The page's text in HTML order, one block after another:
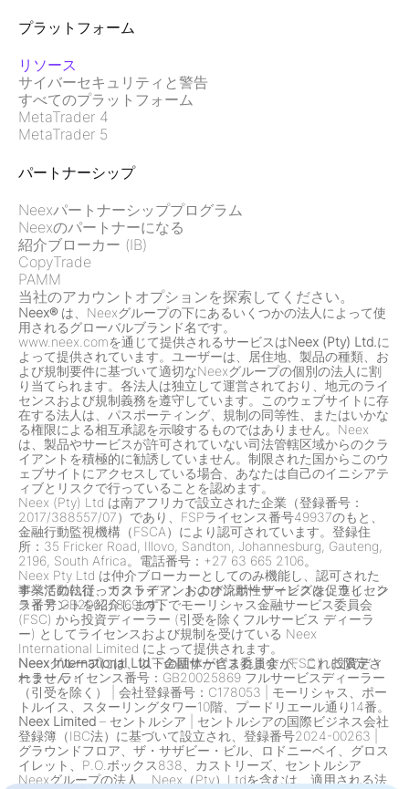
プラットフォーム
リソース
サイバーセキュリティと警告
すべてのプラットフォーム
MetaTrader 4
MetaTrader 5
パートナーシップ
Neexパートナーシッププログラム
Neexのパートナーになる
紹介ブローカー (IB)
CopyTrade
PAMM
当社のアカウントオプションを探索してください。
Neex®は、Neexグループの下にあるいくつかの法人によって使
用されるグローバルブランド名です。
www.neex.comを通じて提供されるサービスはNeex (Pty) Ltd.に
よって提供されています。ユーザーは、居住地、製品の種類、お
よび規制要件に基づいて適切なNeexグループの個別の法人に割
り当てられます。各法人は独立して運営されており、地元のライ
センスおよび規制義務を遵守しています。このウェブサイトに存
在する法人は、パスポーティング、規制の同等性、またはいかな
る権限による相互承認を示唆するものではありません。Neex
は、製品やサービスが許可されていない司法管轄区域からのクラ
イアントを積極的に勧誘していません。制限された国からこのウ
ェブサイトにアクセスしている場合、あなたは自己のイニシアテ
ィブとリスクで行っていることを認めます。
Neex (Pty) Ltd は南アフリカで設立された企業（登録番号：
2017/388557/07）であり、FSPライセンス番号49937のもと、
金融行動監視機構（FSCA）により認可されています。登録住
所：35 Fricker Road, Illovo, Sandton, Johannesburg, Gauteng,
2196, South Africa。電話番号：+27 63 665 2106。
Neex Pty Ltd は仲介ブローカーとしてのみ機能し、認可された
事業活動に従ってクライアントのオンボーディングを促進し、ク
ライアントを紹介します。
すべての執行、カストディ、および流動性サービスは、ライセン
ス番号 GB20025869 の下でモーリシャス金融サービス委員会
(FSC) から投資ディーラー (引受を除くフルサービス ディーラ
ー) としてライセンスおよび規制を受けている Neex
International Limited によって提供されます。
Neexグループには、以下の団体が含まれますが、これに限定さ
れません：
Neex International Ltd– 金融サービス委員会（FSC） 投資ディ
ーラー ライセンス番号：GB20025869 フルサービスディーラー
（引受を除く）
会社登録番号：C178053
モーリシャス、ポー
トルイス、スターリングタワー10階、プードリエール通り14番。
Neex Limited – セントルシア
セントルシアの国際ビジネス会社
登録簿（IBC法）に基づいて設立され、登録番号2024-00263
グラウンドフロア、ザ・サザビー・ビル、ロドニーベイ、グロス
イレット、P.O.ボックス838、カストリーズ、セントルシア
Neexグループの法人、Neex（Pty）Ltdを含むは、適用される法